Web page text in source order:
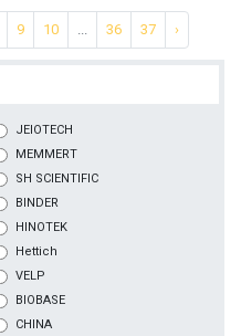
9 10 ... 36 37 ›
JEIOTECH
MEMMERT
SH SCIENTIFIC
BINDER
HINOTEK
Hettich
VELP
BIOBASE
CHINA